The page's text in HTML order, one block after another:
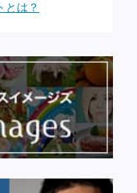
とは？